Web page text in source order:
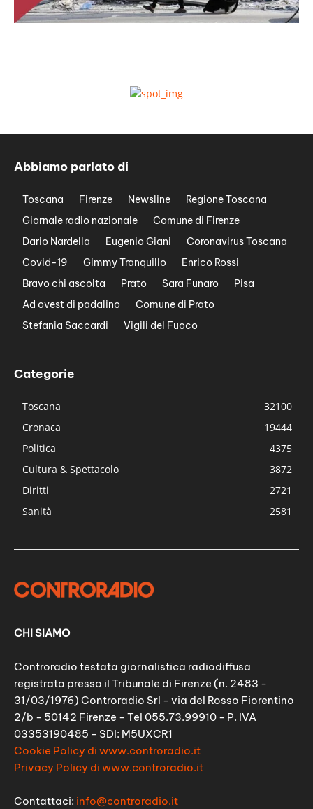
Abbiamo parlato di
Toscana Firenze Newsline
Regione Toscana
Giornale radio nazionale
Comune di Firenze
Dario Nardella
Eugenio Giani
Coronavirus Toscana
Covid-19
Gimmy Tranquillo
Enrico Rossi
Bravo chi ascolta
Prato Sara Funaro
Pisa
Ad ovest di padalino
Comune di Prato
Stefania Saccardi
Vigili del Fuoco
Categorie
Toscana
32100
Cronaca
19444
Politica
4375
Cultura & Spettacolo
3872
Diritti
2721
Sanità
2581
CHI SIAMO
Controradio testata giornalistica radiodiffusa
registrata presso il Tribunale di Firenze (n. 2483 -
31/03/1976) Controradio Srl - via del Rosso Fiorentino
2/b - 50142 Firenze - Tel 055.73.99910 - P. IVA
03353190485 - SDI: M5UXCR1
Cookie Policy di www.controradio.it
Privacy Policy di www.controradio.it
Contattaci: info@controradio.it